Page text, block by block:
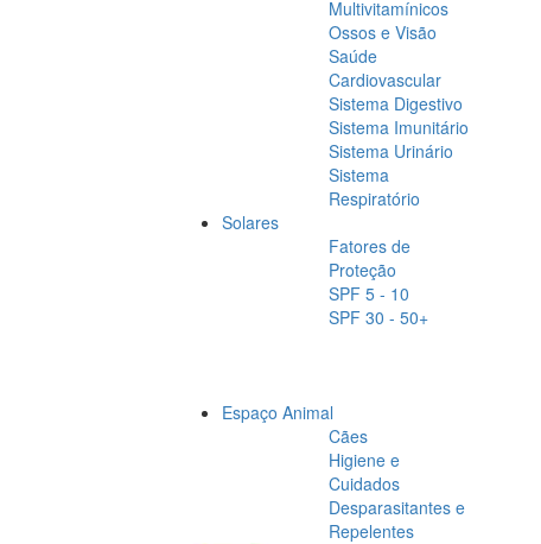
Multivitamínicos
Ossos e Visão
Saúde
Cardiovascular
Sistema Digestivo
Sistema Imunitário
Sistema Urinário
Sistema
Respiratório
Solares
Fatores de
Proteção
SPF 5 - 10
SPF 30 - 50+
Espaço Animal
Cães
Higiene e
Cuidados
Desparasitantes e
Repelentes